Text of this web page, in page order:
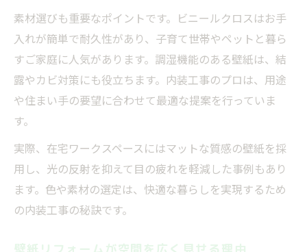
壁紙リフォームの効果と心理的変化の真実
内装工事で壁紙を変える心理的メリット
壁紙リフォームが毎日の気分に与える影響
内装工事で心地よさを生む心理効果とは
実体験に学ぶ壁紙リフォームの心理的変化
壁紙を変えた後の内装工事で得られる快適さ
内装工事後の快適な空間を作る壁紙リフォ
ーム
素材選びも重要なポイントです。ビニールクロスはお手
入れが簡単で耐久性があり、子育て世帯やペットと暮ら
すご家庭に人気があります。調湿機能のある壁紙は、結
露やカビ対策にも役立ちます。内装工事のプロは、用途
や住まい手の要望に合わせて最適な提案を行っていま
す。
実際、在宅ワークスペースにはマットな質感の壁紙を採
用し、光の反射を抑えて目の疲れを軽減した事例もあり
ます。色や素材の選定は、快適な暮らしを実現するため
の内装工事の秘訣です。